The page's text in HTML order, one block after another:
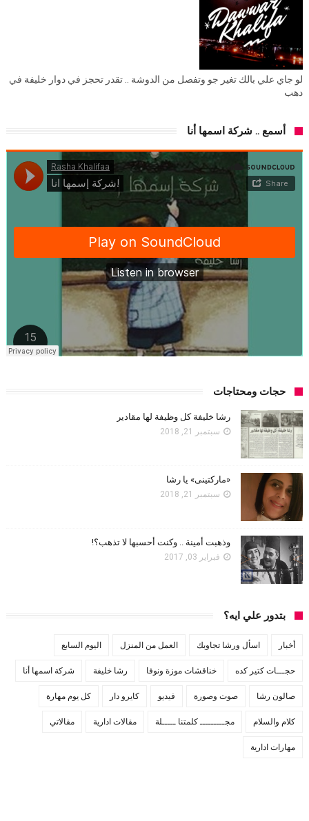
لو جاي علي بالك تغير جو وتفصل من الدوشة .. تقدر تحجز في دوار خليفة في
دهب
أسمع .. شركة اسمها أنا
حجات ومحتاجات
رشا خليفة كل وظيفة لها مقادير
سبتمبر 21, 2018
«ماركتينى» يا رشا
سبتمبر 21, 2018
وذهبت أمينة .. وكنت أحسبها لا تذهب؟!
فبراير 03, 2017
بتدور علي ايه؟
أخبار اسأل ورشا تجاوبك العمل من المنزل اليوم السابع
حجـــات كتير كده خناقشات موزة ونوفا رشا خليفة شركة اسمها أنا
صالون رشا صوت وصورة فيديو كايرو دار كل يوم مهارة
كلام والسلام مجـــــــــ كلمتنا ـــــلة مقالات ادارية مقالاتي
مهارات ادارية